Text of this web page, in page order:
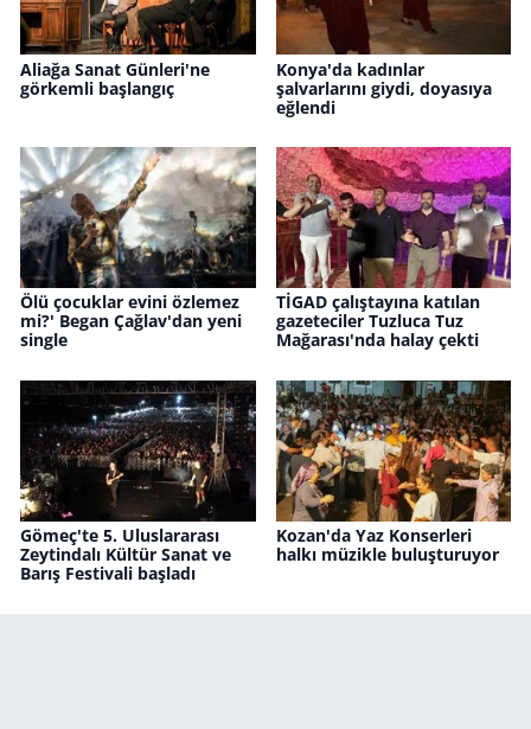
Aliağa Sanat Günleri'ne
görkemli başlangıç
Konya'da kadınlar
şalvarlarını giydi, doyasıya
eğlendi
Ölü çocuklar evini özlemez
mi?' Began Çağlav'dan yeni
single
TİGAD çalıştayına katılan
gazeteciler Tuzluca Tuz
Mağarası'nda halay çekti
Gömeç'te 5. Uluslararası
Zeytindalı Kültür Sanat ve
Barış Festivali başladı
Kozan'da Yaz Konserleri
halkı müzikle buluşturuyor